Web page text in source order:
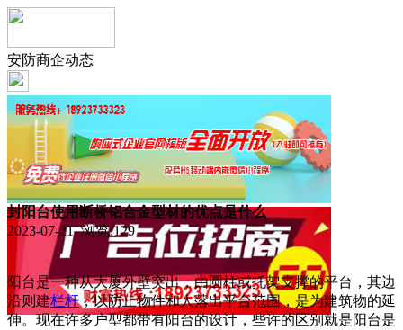
安防商企动态
封阳台使用断桥铝合金型材的优点是什么
2023-07-21 浏览:129
阳台是一种从大厦外壁突出，由圆柱或托架支撑的平台，其边
沿则建栏杆，以防止物件和人落出平台范围，是为建筑物的延
伸。现在许多户型都带有阳台的设计，些许的区别就是阳台是